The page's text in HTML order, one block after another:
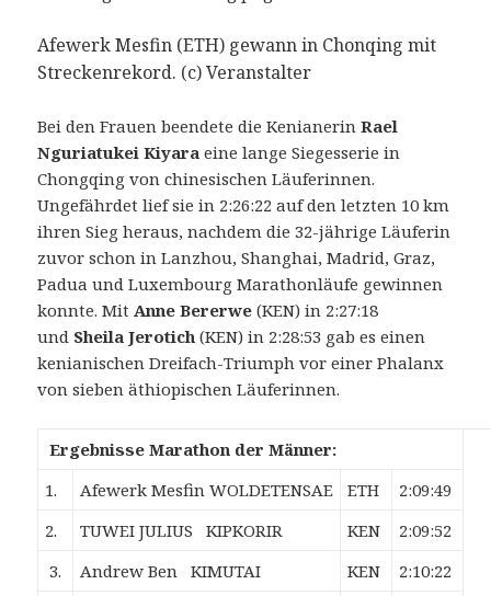
Afewerk Mesfin (ETH) gewann in Chonqing mit
Streckenrekord. (c) Veranstalter
Bei den Frauen beendete die KenianerinRael
Nguriatukei Kiyara eine lange Siegesserie in
Chongqing von chinesischen Läuferinnen.
Ungefährdet lief sie in 2:26:22 auf den letzten 10 km
ihren Sieg heraus, nachdem die 32-jährige Läuferin
zuvor schon in Lanzhou, Shanghai, Madrid, Graz,
Padua und Luxembourg Marathonläufe gewinnen
konnte. MitAnne Bererwe (KEN) in 2:27:18
und Sheila Jerotich (KEN) in 2:28:53 gab es einen
kenianischen Dreifach-Triumph vor einer Phalanx
von sieben äthiopischen Läuferinnen.
Ergebnisse Marathon der Männer:
1.
Afewerk Mesfin WOLDETENSAE ETH
2:09:49
2.
TUWEI JULIUS KIPKORIR KEN
2:09:52
3.
Andrew Ben KIMUTAI KEN 2:10:22